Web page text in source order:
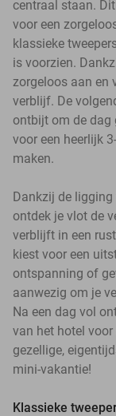
centraal staan.
voor een
klassieke
is voorzien.
zorgeloos aan en
verblijf. De
ontbijt om de dag
voor een heerlijk
maken.
Dankzij de
ontdek je vlot de
verblijft in een
kiest voor een
ontspanning of
aanwezig om je
Na een dag vol
van het hotel
gezellige,
mini-vakantie!
Klassieke